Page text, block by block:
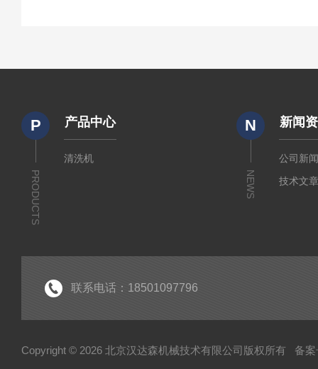
P
PRODUCTS
产品中心
清洗机
N
NEWS
新闻
公司新
技术文
联系电话：18501097796
Copyright © 2026 北京汉达森机械技术有限公司版权所有 备案